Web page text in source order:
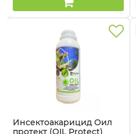
Инсектоакарицид Оил
протект (OIL Protect)